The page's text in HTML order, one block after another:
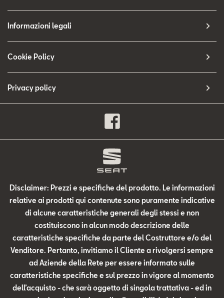
Informazioni legali
Cookie Policy
Privacy policy
Disclaimer: Prezzi e specifiche del prodotto. Le informazioni
relative ai prodotti qui contenute sono puramente indicative
di alcune caratteristiche generali degli stessi e non
costituiscono in alcun modo descrizione delle
caratteristiche specifiche da parte del Costruttore e/o del
Venditore. Pertanto, invitiamo il Cliente a rivolgersi sempre
ad Aziende della Rete per essere informato sulle
caratteristiche specifiche e sul prezzo in vigore al momento
dell’acquisto - che sarà oggetto di singola trattativa - ed in